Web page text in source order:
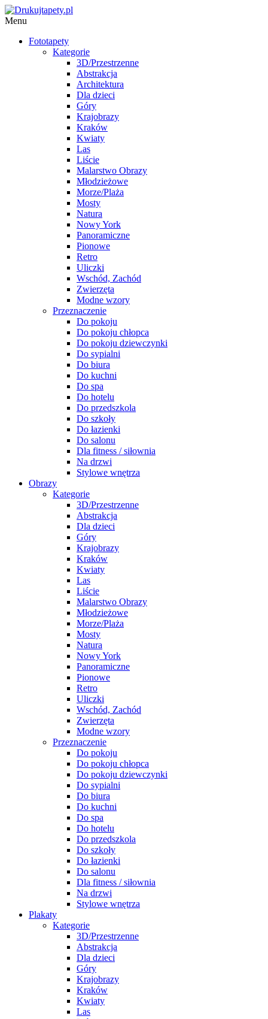
Menu
Fototapety
Kategorie
3D/Przestrzenne
Abstrakcja
Architektura
Dla dzieci
Góry
Krajobrazy
Kraków
Kwiaty
Las
Liście
Malarstwo Obrazy
Młodzieżowe
Morze/Plaża
Mosty
Natura
Nowy York
Panoramiczne
Pionowe
Retro
Uliczki
Wschód, Zachód
Zwierzęta
Modne wzory
Przeznaczenie
Do pokoju
Do pokoju chłopca
Do pokoju dziewczynki
Do sypialni
Do biura
Do kuchni
Do spa
Do hotelu
Do przedszkola
Do szkoły
Do łazienki
Do salonu
Dla fitness / siłownia
Na drzwi
Stylowe wnętrza
Obrazy
Kategorie
3D/Przestrzenne
Abstrakcja
Dla dzieci
Góry
Krajobrazy
Kraków
Kwiaty
Las
Liście
Malarstwo Obrazy
Młodzieżowe
Morze/Plaża
Mosty
Natura
Nowy York
Panoramiczne
Pionowe
Retro
Uliczki
Wschód, Zachód
Zwierzęta
Modne wzory
Przeznaczenie
Do pokoju
Do pokoju chłopca
Do pokoju dziewczynki
Do sypialni
Do biura
Do kuchni
Do spa
Do hotelu
Do przedszkola
Do szkoły
Do łazienki
Do salonu
Dla fitness / siłownia
Na drzwi
Stylowe wnętrza
Plakaty
Kategorie
3D/Przestrzenne
Abstrakcja
Dla dzieci
Góry
Krajobrazy
Kraków
Kwiaty
Las